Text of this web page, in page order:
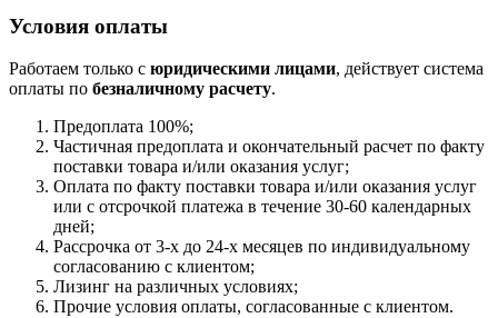
Условия оплаты
Работаем только с юридическими лицами, действует система
оплаты по безналичному расчету.
Предоплата 100%;
Частичная предоплата и окончательный расчет по факту
поставки товара и/или оказания услуг;
Оплата по факту поставки товара и/или оказания услуг
или с отсрочкой платежа в течение 30-60 календарных
дней;
Рассрочка от 3-х до 24-х месяцев по индивидуальному
согласованию с клиентом;
Лизинг на различных условиях;
Прочие условия оплаты, согласованные с клиентом.